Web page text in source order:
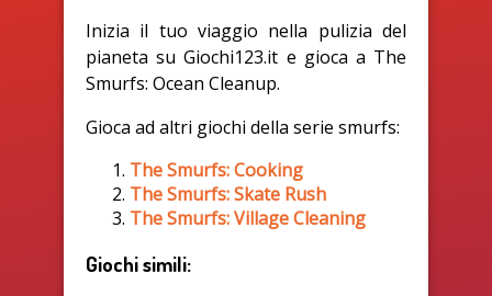
Inizia il tuo viaggio nella pulizia del
pianeta su Giochi123.it e gioca a The
Smurfs: Ocean Cleanup.
Gioca ad altri giochi della serie smurfs:
The Smurfs: Cooking
The Smurfs: Skate Rush
The Smurfs: Village Cleaning
Giochi simili: